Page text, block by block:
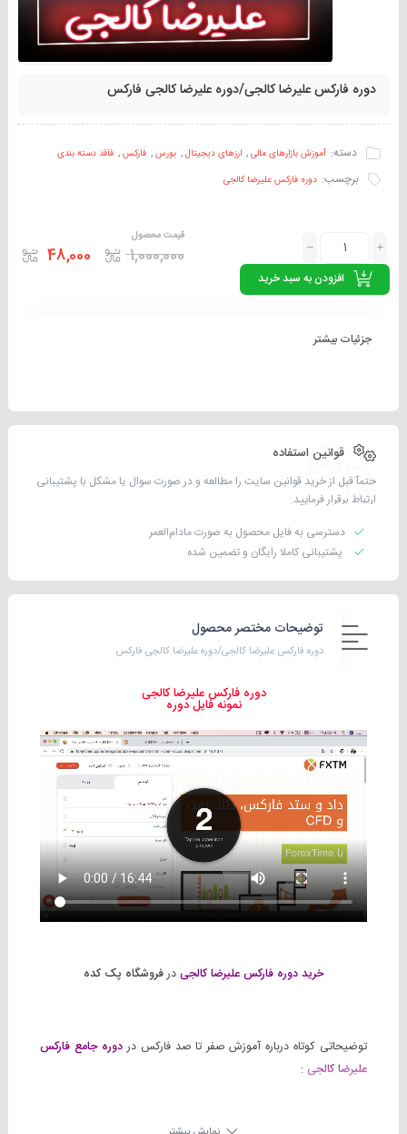
دوره فارکس علیرضا کالجی/دوره علیرضا کالجی فارکس
دسته: آموزش بازارهای مالی, ارزهای دیجیتال, بورس, فارکس, فاقد دسته بندی
برچسب: دوره فارکس علیرضا کالجی
قیمت محصول
1,000,000
48,000
افزودن به سبد خرید
جزئیات بیشتر
قوانین استفاده
حتمآ قبل از خرید قوانین سایت را مطالعه و در صورت سوال یا مشکل با پشتیبانی
ارتباط برقرار فرمایید.
دسترسی به فایل محصول به صورت مادام‌العمر
پشتیبانی کاملا رایگان و تضمین شده
توضیحات مختصر محصول
دوره فارکس علیرضا کالجی/دوره علیرضا کالجی فارکس
دوره فارکس علیرضا کالجی
نمونه فایل دوره
خرید دوره فارکس علیرضا کالجیدرفروشگاه پک کده
توضیحاتی کوتاه درباره آموزش صفر تا صد فارکس دردوره جامع فارکس
علیرضا کالجی: